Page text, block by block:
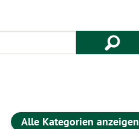
Alle Kategorien anzeigen